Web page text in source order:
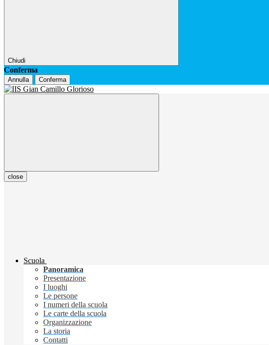
Chiudi
Conferma
Annulla Conferma
close
Scuola
Panoramica
Presentazione
I luoghi
Le persone
I numeri della scuola
Le carte della scuola
Organizzazione
La storia
Contatti